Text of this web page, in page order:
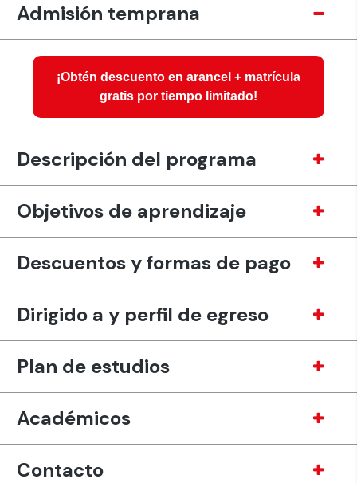
Admisión temprana
¡Obtén descuento en arancel + matrícula
gratis por tiempo limitado!
Descripción del programa
Objetivos de aprendizaje
Descuentos y formas de pago
Dirigido a y perfil de egreso
Plan de estudios
Académicos
Contacto